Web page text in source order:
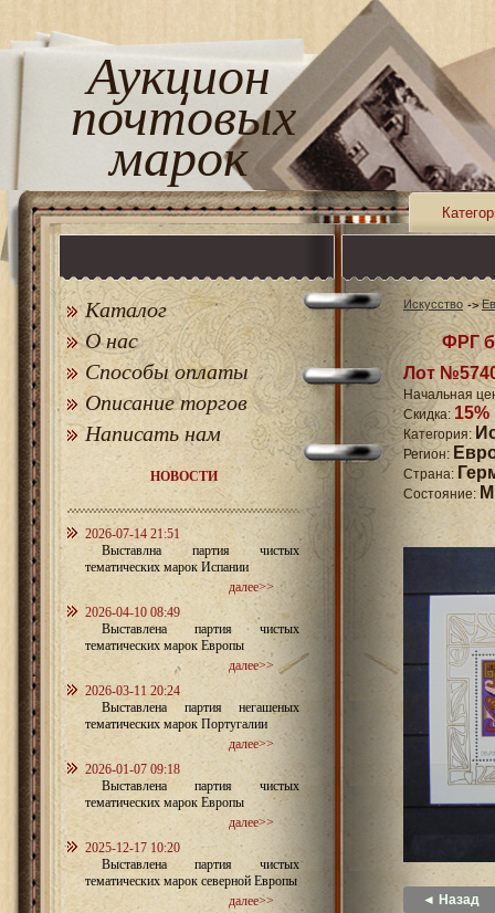
Аукцион
почтовых
марок
Каталог
О нас
Способы оплаты
Описание торгов
Написать нам
НОВОСТИ
2026-07-14 21:51
Выставлна партия чистых
тематических марок Испании
далее>>
2026-04-10 08:49
Выставлена партия чистых
тематических марок Европы
далее>>
2026-03-11 20:24
Выставлена партия негашеных
тематических марок Португалии
далее>>
2026-01-07 09:18
Выставлена партия чистых
тематических марок Европы
далее>>
2025-12-17 10:20
Выставлена партия чистых
тематических марок северной Европы
далее>>
Искусство
ФРГ
Лот
Начальная
Скидка: 15%
Категория:
Регион:
Страна:
Состояние:
◄ Назад